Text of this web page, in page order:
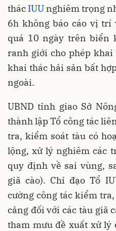
thác IUU nghiêm trọng
6h không báo cáo vị trí
quá 10 ngày trên biển
ranh giới cho phép
khai thác hải sản bất
ngoài.
UBND tỉnh giao Sở
thành lập Tổ công tác
tra, kiểm soát tàu có
lộng, xử lý nghiêm các
quy định về sai vùng,
giã cào). Chỉ đạo Tổ
cường công tác kiểm
cảng đối với các tàu giã
tham mưu đề xuất xử lý